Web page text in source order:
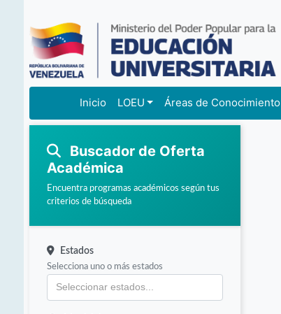
Inicio LOEU Áreas de Conocimiento
Buscador de Oferta
Académica
Encuentra programas académicos según tus
criterios de búsqueda
Estados
Selecciona uno o más estados